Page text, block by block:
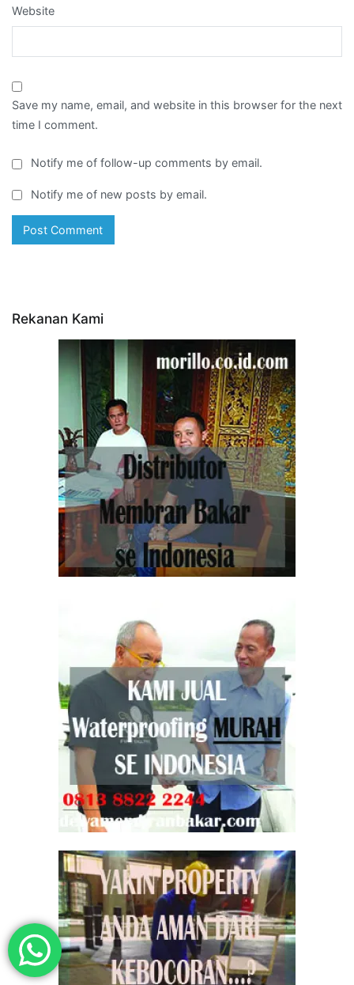
Website
Save my name, email, and website in this browser for the next
time I comment.
Notify me of follow-up comments by email.
Notify me of new posts by email.
Rekanan Kami